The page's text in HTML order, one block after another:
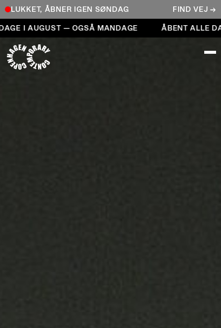
LUKKET, ÅBNER IGEN SØNDAG FIND VEJ →
Åbent alle dage i august — også mandage
I AUGUST — OGSÅ MANDAGE ÅBENT ALLE